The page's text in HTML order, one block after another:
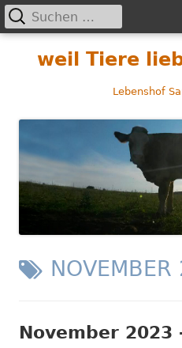
weil Tiere
Lebenshof
Primäres
Menü
Suchen
nach:
NOVEMBER
November 2023